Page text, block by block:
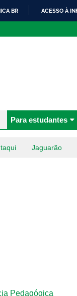
BR ACESSO À
Para estudantes
Jaguarão
Pedagógica